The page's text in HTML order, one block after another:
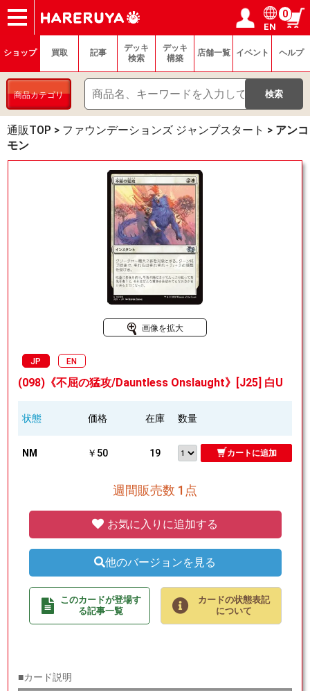
ショップ
買取
記事
デッキ検索
デッキ構築
選手一覧
店舗一覧
イベント
ヘルプ
お問い合わせ ログイン／会員登録
マイページ
EN
0
ショップ 買取 記事
デッキ
検索
デッキ
構築
店舗一覧 イベント ヘルプ
商品カテゴリ
通販TOP > ファウンデーションズ ジャンプスタート > アンコ
モン
画像を拡大
JP EN
(098)《不屈の猛攻/Dauntless Onslaught》[J25] 白U
状態 価格 在庫 数量
NM ￥50 19 カートに追加
週間販売数 1点
お気に入りに追加する
他のバージョンを見る
このカードが登場す
る記事一覧
カードの状態表記
について
■カード説明